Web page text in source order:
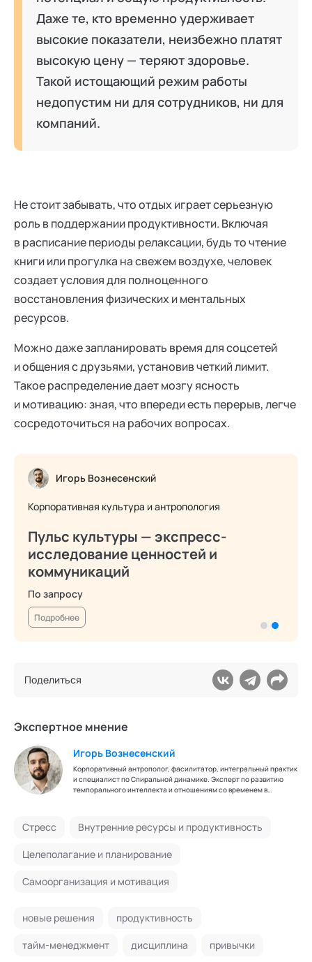
Даже те, кто временно удерживает
высокие показатели, неизбежно платят
высокую цену — теряют здоровье.
Такой истощающий режим работы
недопустим ни для сотрудников, ни для
компаний.
Не стоит забывать, что отдых играет серьезную
роль в поддержании продуктивности. Включая
в расписание периоды релаксации, будь то чтение
книги или прогулка на свежем воздухе, человек
создает условия для полноценного
восстановления физических и ментальных
ресурсов.
Можно даже запланировать время для соцсетей
и общения с друзьями, установив четкий лимит.
Такое распределение дает мозгу ясность
и мотивацию: зная, что впереди есть перерыв, легче
сосредоточиться на рабочих вопросах.
Игорь Вознесенский
Корпоративная культура и антропология
Пульс культуры — экспресс-
исследование ценностей и
коммуникаций
По запросу
Подробнее
Поделиться
Экспертное мнение
Игорь Вознесенский
Корпоративный антрополог, фасилитатор, интегральный практик
и специалист по Спиральной динамике. Эксперт по развитию
темпорального интеллекта и отношениям со временем в
Стресс Внутренние ресурсы и продуктивность
Целеполагание и планирование
Самоорганизация и мотивация
новые решения продуктивность
тайм-менеджмент дисциплина привычки